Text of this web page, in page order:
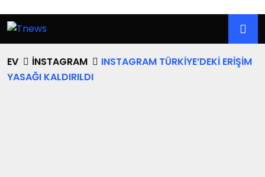
EV İNSTAGRAM
INSTAGRAM TÜRKIYE’DEKI ERIŞIM
YASAĞI KALDIRILDI